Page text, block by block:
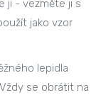
ji - vezměte ji s
jako vzor
lepidla
se obrátit na